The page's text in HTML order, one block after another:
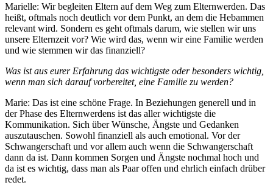
Marielle: Wir begleiten Eltern auf dem Weg zum Elternwerden. Das
heißt, oftmals noch deutlich vor dem Punkt, an dem die Hebammen
relevant wird. Sondern es geht oftmals darum, wie stellen wir uns
unsere Elternzeit vor? Wie wird das, wenn wir eine Familie werden
und wie stemmen wir das finanziell?
Was ist aus eurer Erfahrung das wichtigste oder besonders wichtig,
wenn man sich darauf vorbereitet, eine Familie zu werden?
Marie: Das ist eine schöne Frage. In Beziehungen generell und in
der Phase des Elternwerdens ist das aller wichtigste die
Kommunikation. Sich über Wünsche, Ängste und Gedanken
auszutauschen. Sowohl finanziell als auch emotional. Vor der
Schwangerschaft und vor allem auch wenn die Schwangerschaft
dann da ist. Dann kommen Sorgen und Ängste nochmal hoch und
da ist es wichtig, dass man als Paar offen und ehrlich einfach drüber
redet.